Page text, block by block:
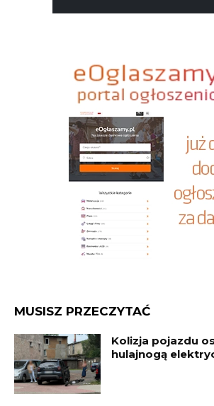
MUSISZ PRZECZYTAĆ
Kolizja pojazdu
hulajnogą